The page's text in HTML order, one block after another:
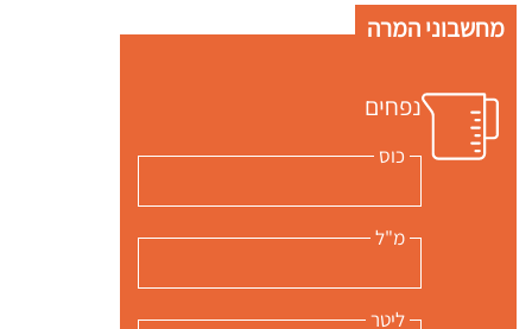
מחשבוני המרה
נפחים
כוס
מ"ל
ליטר